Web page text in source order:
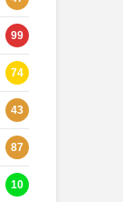
99
74
43
87
10